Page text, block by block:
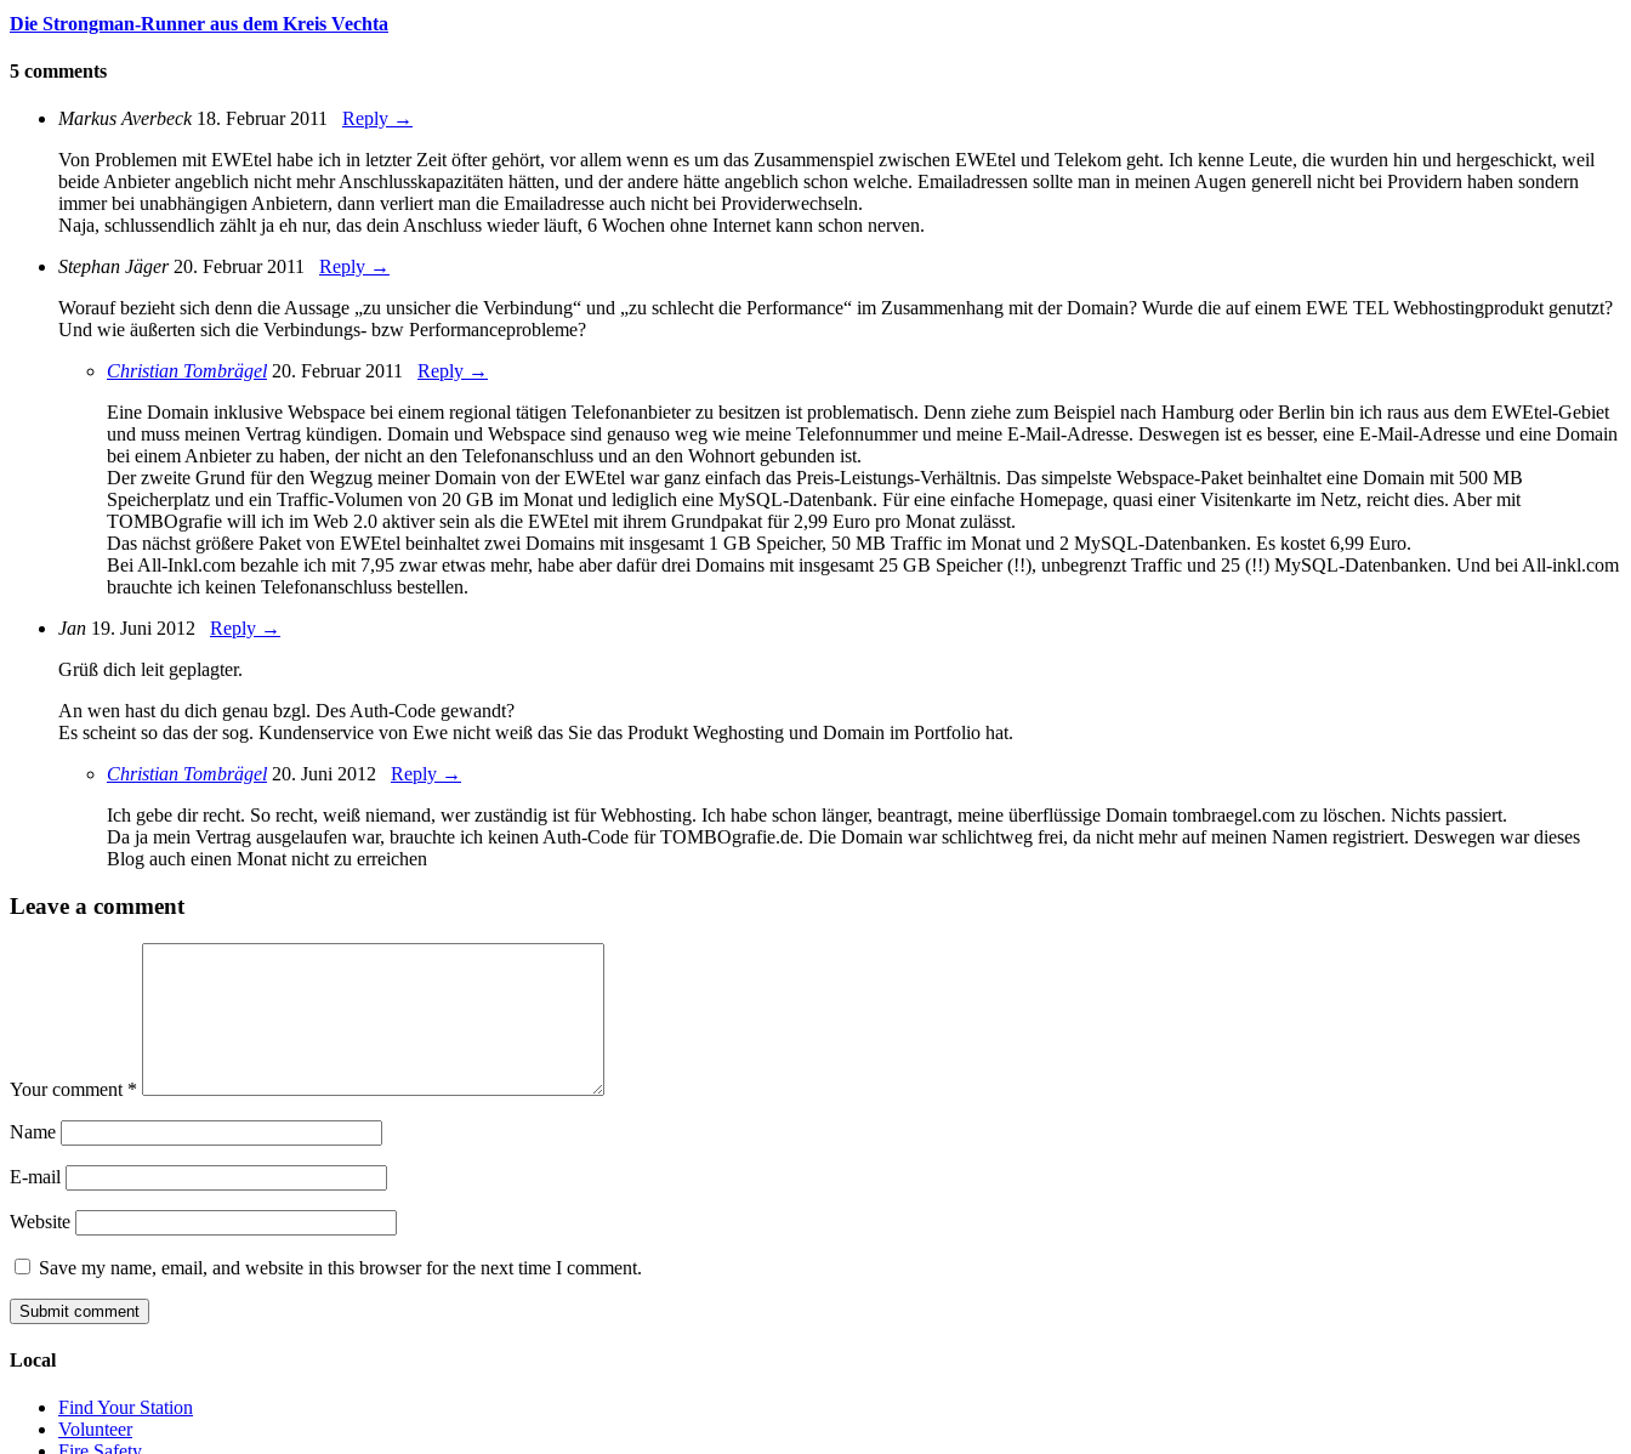
Die Strongman-Runner aus dem Kreis Vechta
5 comments
Markus Averbeck 18. Februar 2011 Reply →
Von Problemen mit EWEtel habe ich in letzter Zeit öfter gehört, vor allem wenn es um das Zusammenspiel zwischen EWEtel und Telekom geht. Ich kenne Leute, die wurden hin und hergeschickt, weil
beide Anbieter angeblich nicht mehr Anschlusskapazitäten hätten, und der andere hätte angeblich schon welche. Emailadressen sollte man in meinen Augen generell nicht bei Providern haben sondern
immer bei unabhängigen Anbietern, dann verliert man die Emailadresse auch nicht bei Providerwechseln.
Naja, schlussendlich zählt ja eh nur, das dein Anschluss wieder läuft, 6 Wochen ohne Internet kann schon nerven.
Stephan Jäger 20. Februar 2011 Reply →
Worauf bezieht sich denn die Aussage „zu unsicher die Verbindung“ und „zu schlecht die Performance“ im Zusammenhang mit der Domain? Wurde die auf einem EWE TEL Webhostingprodukt genutzt?
Und wie äußerten sich die Verbindungs- bzw Performanceprobleme?
Christian Tombrägel 20. Februar 2011 Reply →
Eine Domain inklusive Webspace bei einem regional tätigen Telefonanbieter zu besitzen ist problematisch. Denn ziehe zum Beispiel nach Hamburg oder Berlin bin ich raus aus dem EWEtel-Gebiet
und muss meinen Vertrag kündigen. Domain und Webspace sind genauso weg wie meine Telefonnummer und meine E-Mail-Adresse. Deswegen ist es besser, eine E-Mail-Adresse und eine Domain
bei einem Anbieter zu haben, der nicht an den Telefonanschluss und an den Wohnort gebunden ist.
Der zweite Grund für den Wegzug meiner Domain von der EWEtel war ganz einfach das Preis-Leistungs-Verhältnis. Das simpelste Webspace-Paket beinhaltet eine Domain mit 500 MB
Speicherplatz und ein Traffic-Volumen von 20 GB im Monat und lediglich eine MySQL-Datenbank. Für eine einfache Homepage, quasi einer Visitenkarte im Netz, reicht dies. Aber mit
TOMBOgrafie will ich im Web 2.0 aktiver sein als die EWEtel mit ihrem Grundpakat für 2,99 Euro pro Monat zulässt.
Das nächst größere Paket von EWEtel beinhaltet zwei Domains mit insgesamt 1 GB Speicher, 50 MB Traffic im Monat und 2 MySQL-Datenbanken. Es kostet 6,99 Euro.
Bei All-Inkl.com bezahle ich mit 7,95 zwar etwas mehr, habe aber dafür drei Domains mit insgesamt 25 GB Speicher (!!), unbegrenzt Traffic und 25 (!!) MySQL-Datenbanken. Und bei All-inkl.com
brauchte ich keinen Telefonanschluss bestellen.
Jan 19. Juni 2012 Reply →
Grüß dich leit geplagter.
An wen hast du dich genau bzgl. Des Auth-Code gewandt?
Es scheint so das der sog. Kundenservice von Ewe nicht weiß das Sie das Produkt Weghosting und Domain im Portfolio hat.
Christian Tombrägel 20. Juni 2012 Reply →
Ich gebe dir recht. So recht, weiß niemand, wer zuständig ist für Webhosting. Ich habe schon länger, beantragt, meine überflüssige Domain tombraegel.com zu löschen. Nichts passiert.
Da ja mein Vertrag ausgelaufen war, brauchte ich keinen Auth-Code für TOMBOgrafie.de. Die Domain war schlichtweg frei, da nicht mehr auf meinen Namen registriert. Deswegen war dieses
Blog auch einen Monat nicht zu erreichen
Leave a comment
Your comment *
Name
E-mail
Website
Save my name, email, and website in this browser for the next time I comment.
Local
Find Your Station
Volunteer